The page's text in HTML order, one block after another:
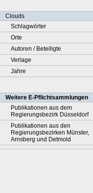
Clouds
Schlagwörter
Orte
Autoren / Beteiligte
Verlage
Jahre
Weitere E-Pflichtsammlungen
Publikationen aus dem
Regierungsbezirk Düsseldorf
Publikationen aus den
Regierungsbezirken Münster,
Arnsberg und Detmold